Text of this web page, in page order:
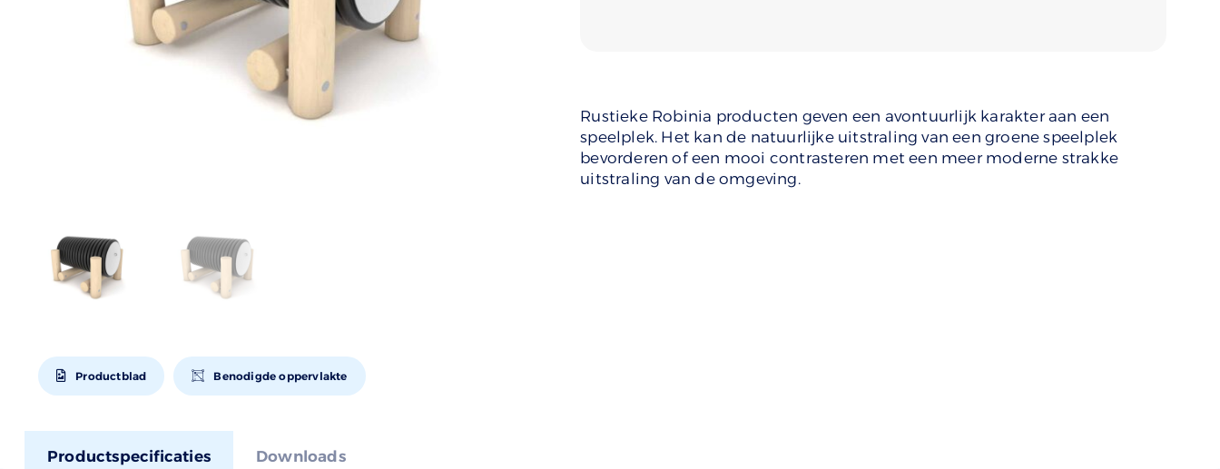
Productblad Benodigde oppervlakte
Rustieke Robinia producten geven een avontuurlijk karakter aan een
speelplek. Het kan de natuurlijke uitstraling van een groene speelplek
bevorderen of een mooi contrasteren met een meer moderne strakke
uitstraling van de omgeving.
Productspecificaties Downloads